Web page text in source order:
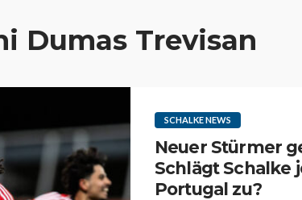
Dumas Trevisan
SCHALKE NEWS
Neuer Stürmer
Schlägt Schalke
Portugal zu?